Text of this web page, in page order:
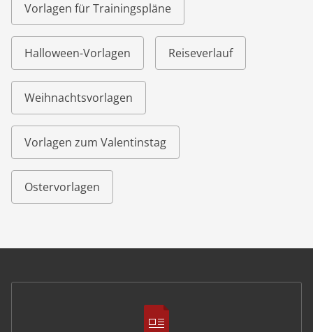
Vorlagen für Trainingspläne
Halloween-Vorlagen Reiseverlauf
Weihnachtsvorlagen
Vorlagen zum Valentinstag
Ostervorlagen